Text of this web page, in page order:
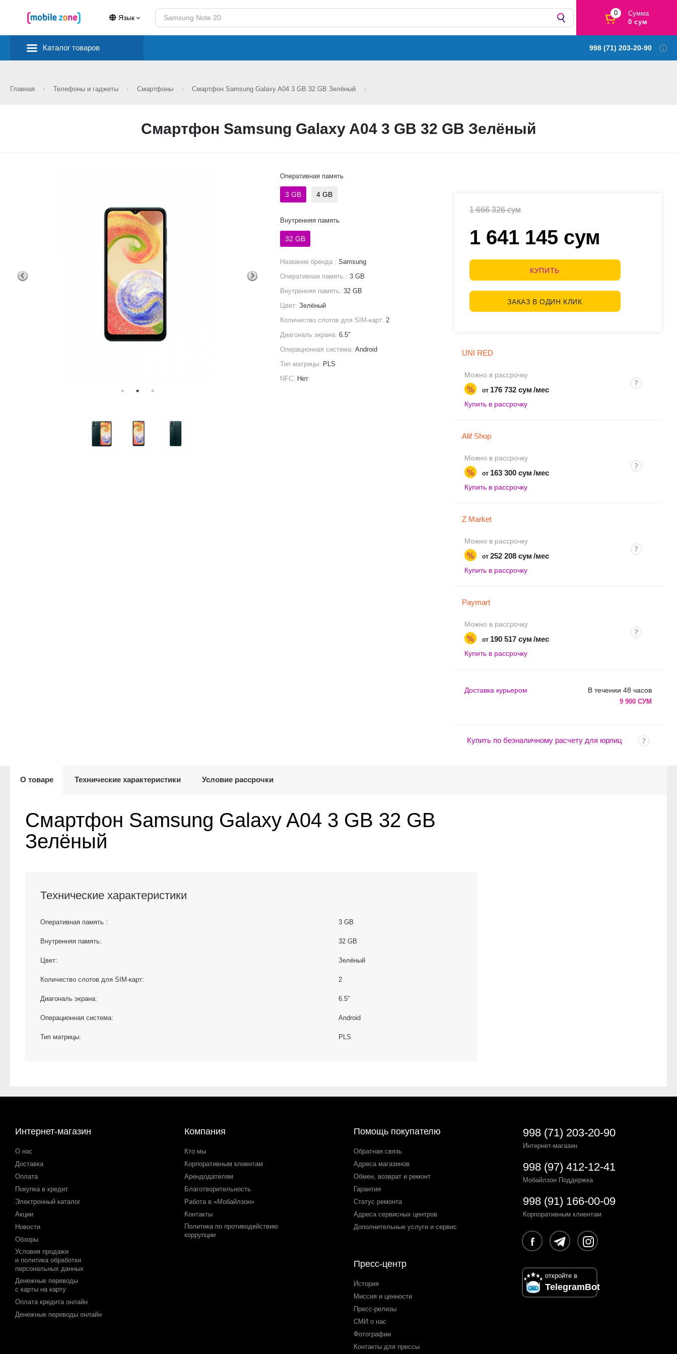
Язык
0
Сумма
0 сум
Каталог товаров 998 (71) 203-20-90
Главная Телефоны и гаджеты Смартфоны Смартфон Samsung Galaxy A04 3 GB 32 GB Зелёный
Смартфон Samsung Galaxy A04 3 GB 32 GB Зелёный
1 666 326 сум
1 641 145 сум
КУПИТЬ
ЗАКАЗ В ОДИН КЛИК
UNI RED
Можно в рассрочку
% от 176 732 сум /мес
Купить в рассрочку
Alif Shop
Можно в рассрочку
% от 163 300 сум /мес
Купить в рассрочку
Z Market
Можно в рассрочку
% от 252 208 сум /мес
Купить в рассрочку
Paymart
Можно в рассрочку
% от 190 517 сум /мес
Купить в рассрочку
Доставка курьером В течении 48 часов
9 900 СУМ
Купить по безналичному расчету для юрлиц
Оперативная память
3 GB 4 GB
Внутренняя память
32 GB
Название бренда :Samsung
Оперативная память :3 GB
Внутренняя память:32 GB
Цвет:Зелёный
Количество слотов для SIM-карт:2
Диагональ экрана:6.5"
Операционная система:Android
Тип матрицы: PLS
NFC: Нет
О товаре Технические характеристики Условие рассрочки
Смартфон Samsung Galaxy A04 3 GB 32 GB
Зелёный
Технические характеристики
Оперативная память : 3 GB
Внутренняя память: 32 GB
Цвет: Зелёный
Количество слотов для SIM-карт: 2
Диагональ экрана: 6.5"
Операционная система: Android
Тип матрицы: PLS
Интернет-магазин
О нас
Доставка
Оплата
Покупка в кредит
Электронный каталог
Акции
Новости
Обзоры
Условия продажи
и политика обработки
персональных данных
Денежные переводы
с карты на карту
Оплата кредита онлайн
Денежные переводы онлайн
Компания
Кто мы
Корпоративным клиентам
Арендодателям
Благотворительность
Работа в «Мобайлзон»
Контакты
Политика по противодействию
коррупции
Помощь покупателю
Обратная связь
Адреса магазинов
Обмен, возврат и ремонт
Гарантия
Статус ремонта
Адреса сервисных центров
Дополнительные услуги и сервис
Пресс-центр
История
Миссия и ценности
Пресс-релизы
СМИ о нас
Фотографии
Контакты для прессы
998 (71) 203-20-90
Интернет-магазин
998 (97) 412-12-41
Мобайлзон Поддержка
998 (91) 166-00-09
Корпоративным клиентам
откройте в
TelegramBot